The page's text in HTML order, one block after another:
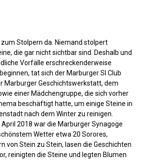
Stolpern da. Niemand stolpert
die gar nicht sichtbar sind. Deshalb und
Vorfälle erschreckenderweise
tat sich der Marburger SI Club
Marburger Geschichtswerkstatt, dem
einer Mädchengruppe, die sich vorher
beschäftigt hatte, um einige Steine in
nach dem Winter zu reinigen.
2018 war die Marburger Synagoge
Wetter etwa 20 Sorores,
von Stein zu Stein, lasen die Geschichten
reinigten die Steine und legten Blumen